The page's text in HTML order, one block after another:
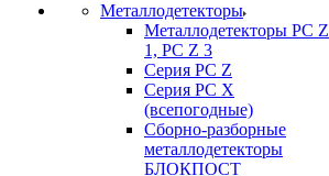
Металлодетекторы
Металлодетекторы РС Z
1, PC Z 3
Серия РС Z
Серия РС X
(всепогодные)
Сборно-разборные
металлодетекторы
БЛОКПОСТ